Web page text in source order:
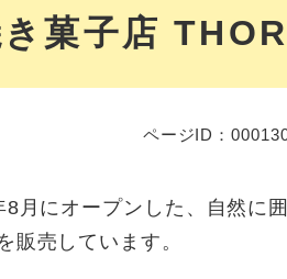
菓子店
ページID：
8月にオープンした、自然に
販売しています。